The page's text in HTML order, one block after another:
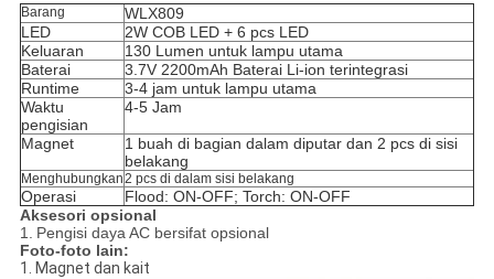
Barang
WLX809
LED
2W COB LED + 6 pcs LED
Keluaran
130 Lumen untuk lampu utama
Baterai
3.7V 2200mAh Baterai Li-ion terintegrasi
Runtime
3-4 jam untuk lampu utama
Waktu
pengisian
4-5 Jam
Magnet
1 buah di bagian dalam diputar dan 2 pcs di sisi
belakang
Menghubungkan2 pcs di dalam sisi belakang
Operasi
Flood: ON-OFF; Torch: ON-OFF
Aksesori opsional
1. Pengisi daya AC bersifat opsional
Foto-foto lain:
1. Magnet dan kait